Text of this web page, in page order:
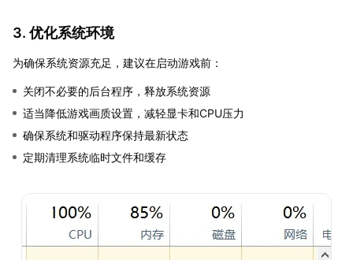
3. 优化系统环境
为确保系统资源充足，建议在启动游戏前：
关闭不必要的后台程序，释放系统资源
适当降低游戏画质设置，减轻显卡和CPU压力
确保系统和驱动程序保持最新状态
定期清理系统临时文件和缓存